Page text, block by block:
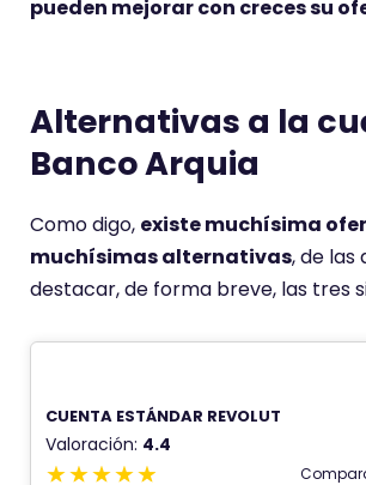
pueden mejorar con creces su
Alternativas a la
Banco Arquia
Como digo, existe muchísima
muchísimas alternativas, de las
destacar, de forma breve, las tres
CUENTA ESTÁNDAR REVOLUT
Valoración: 4.4